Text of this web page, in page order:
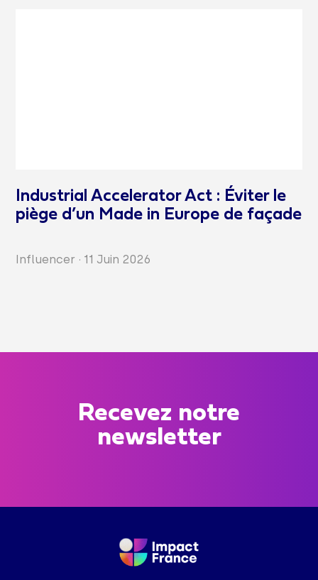
Industrial Accelerator Act : Éviter le
piège d’un Made in Europe de façade
Influencer · 11 Juin 2026
Recevez notre
newsletter